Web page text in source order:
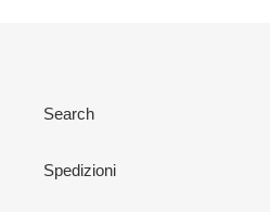
Search
Spedizioni